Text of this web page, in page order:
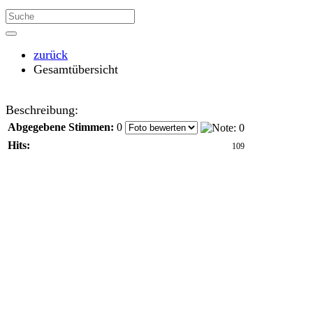
zurück
Gesamtübersicht
Beschreibung:
Abgegebene Stimmen: 0
Hits:
109